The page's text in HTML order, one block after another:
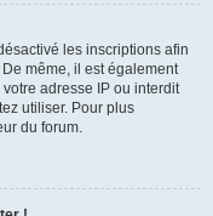
les inscriptions afin
même, il est également
adresse IP ou interdit
utiliser. Pour plus
du forum.